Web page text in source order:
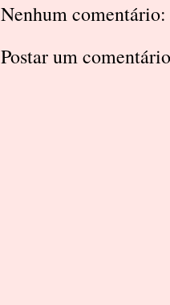
Nenhum comentário:
Postar um comentário